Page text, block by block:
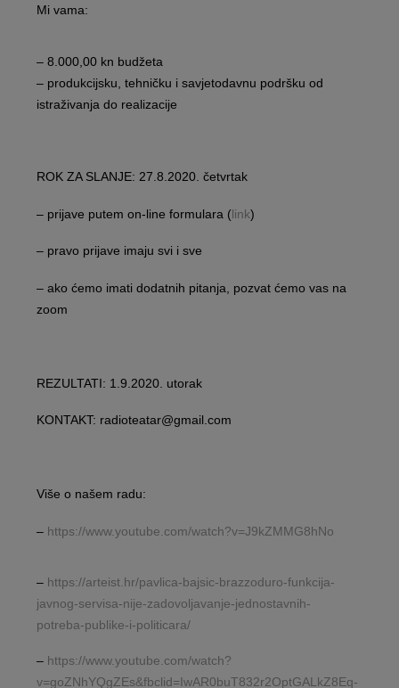
Mi vama:
– 8.000,00 kn budžeta
– produkcijsku, tehničku i savjetodavnu podršku od
istraživanja do realizacije
ROK ZA SLANJE: 27.8.2020. četvrtak
– prijave putem on-line formulara (link)
– pravo prijave imaju svi i sve
– ako ćemo imati dodatnih pitanja, pozvat ćemo vas na
zoom
REZULTATI: 1.9.2020. utorak
KONTAKT: radioteatar@gmail.com
Više o našem radu:
– https://www.youtube.com/watch?v=J9kZMMG8hNo
– https://arteist.hr/pavlica-bajsic-brazzoduro-funkcija-
javnog-servisa-nije-zadovoljavanje-jednostavnih-
potreba-publike-i-politicara/
– https://www.youtube.com/watch?
v=goZNhYQgZEs&fbclid=IwAR0buT832r2OptGALkZ8Eq-